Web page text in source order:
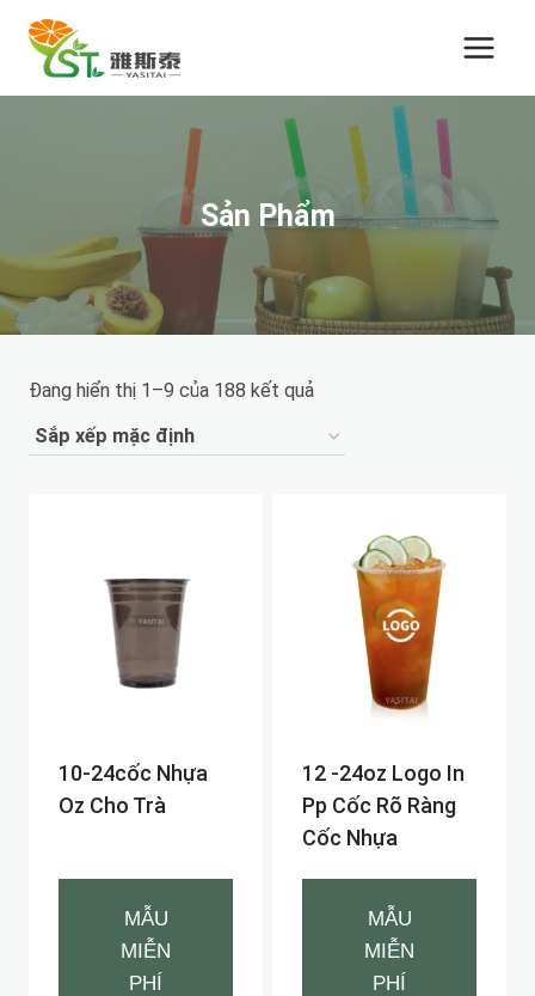
Chuyển
đến
Sản Phẩm
Đang hiển thị 1–9 của 188 kết quả
10-24cốc Nhựa
Oz Cho Trà
MẪU
MIỄN
PHÍ
12 -24oz Logo In
Pp Cốc Rõ Ràng
Cốc Nhựa
MẪU
MIỄN
PHÍ